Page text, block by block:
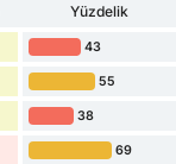
Yüzdelik
43
55
38
69